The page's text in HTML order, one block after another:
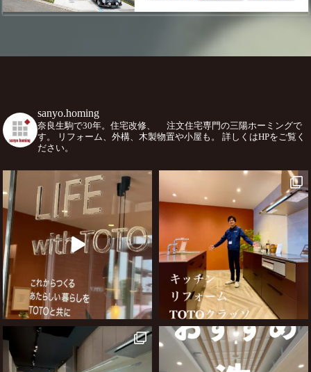
sanyo.homing
奈良生駒で30年。住宅改修、
注文住宅専門の三陽ホーミングで
す。
リフォーム、外構、木製物置や小屋も。
詳しくはHPをご覧く
ださい。